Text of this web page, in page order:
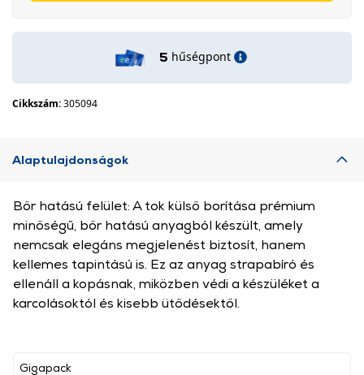
5 hűségpont
Cikkszám:305094
Alaptulajdonságok
Gigapack
Bőr hatású felület: A tok külső borítása prémium
minőségű, bőr hatású anyagból készült, amely
nemcsak elegáns megjelenést biztosít, hanem
kellemes tapintású is. Ez az anyag strapabíró és
ellenáll a kopásnak, miközben védi a készüléket a
karcolásoktól és kisebb ütődésektől.